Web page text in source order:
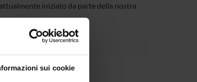
sui cookie
iniziato da parte della nostra